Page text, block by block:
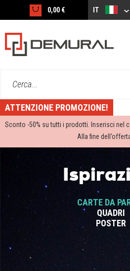
0,00 € IT
Cerca...
ATTENZIONE PROMOZIONE!
Sconto -50% su tutti i prodotti. Inserisci nel
Alla fine
CARTE DA
QUADRI
POSTER